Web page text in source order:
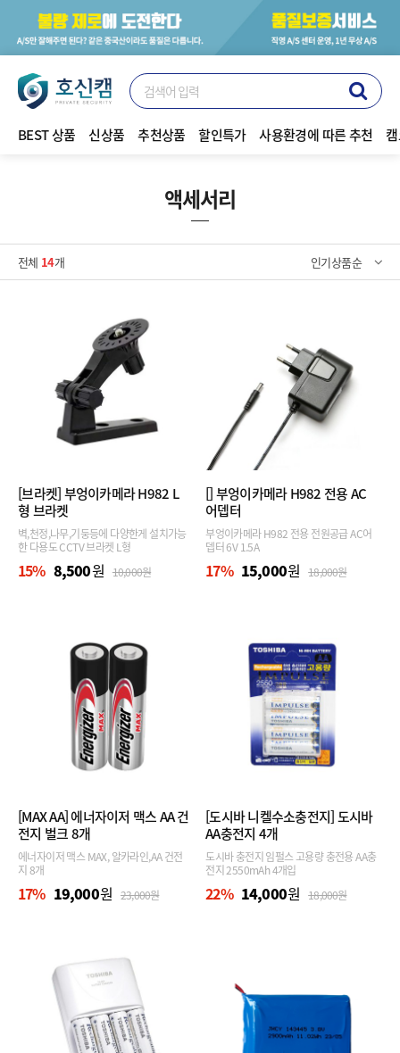
BEST 상품 신상품 추천상품 할인특가 사용환경에 따른 추천
액세서리
전체 14개 인기상품순
[브라켓]부엉이카메라 H982 L
형 브라켓
벽,천정,나무,기둥등에 다양한게 설치가능
한 다용도 CCTV 브라켓 L형
15% 8,500원 10,000원
[]부엉이카메라 H982 전용 AC
어뎁터
부엉이카메라 H982 전용 전원공급 AC어
뎁터 6V 1.5A
17% 15,000원 18,000원
[MAX AA]에너자이저 맥스 AA 건
전지 벌크 8개
에너자이저 맥스 MAX, 알카라인,AA 건전
지 8개
17% 19,000원 23,000원
[도시바 니켈수소충전지]도시바
AA충전지 4개
도시바 충전지 임펄스 고용량 충전용 AA충
전지 2550mAh 4개입
22% 14,000원 18,000원